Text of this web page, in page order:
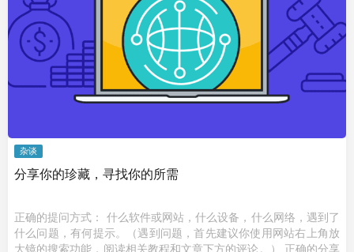
杂谈
分享你的珍藏，寻找你的所需
正确的提问方式： 什么软件或网站，什么设备，什么网络，遇到了
什么问题，有何提示。（遇到问题，首先建议你使用网站右上角放
大镜的搜索功能，阅读相关教程和文章下方的评论。） 正确的分享